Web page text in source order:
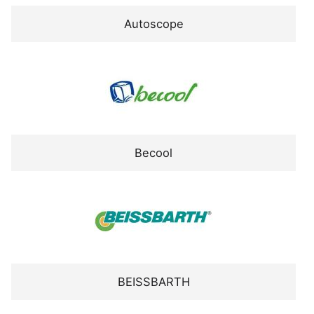
Autoscope
Becool
BEISSBARTH